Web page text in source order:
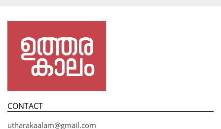
CONTACT
utharakaalam@gmail.com